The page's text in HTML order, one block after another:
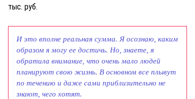
тыс. руб.
И это вполне реальная сумма. Я осознаю, каким
образом я могу ее достичь. Но, знаете, я
обратила внимание, что очень мало людей
планируют свою жизнь. В основном все плывут
по течению и даже сами приблизительно не
знают, чего хотят.